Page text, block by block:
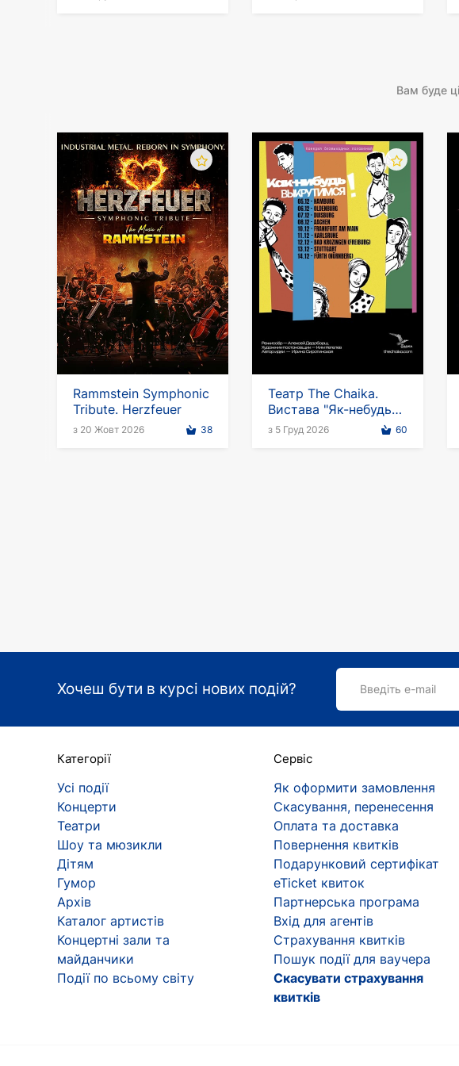
Вам буде
Rammstein Symphonic
Tribute. Herzfeuer
з 20 Жовт 2026 38
Театр The Chaika.
Вистава "Як-небудь
викрутимося" в
з 5 Груд 2026 60
Хочеш бути в курсі нових подій? Введіть e-mail
Категорії
Усі події
Концерти
Театри
Шоу та мюзикли
Дітям
Гумор
Архів
Каталог артистів
Концертні зали та
майданчики
Події по всьому світу
Сервіс
Як оформити замовлення
Скасування, перенесення
Оплата та доставка
Повернення квитків
Подарунковий сертифікат
eTicket квиток
Партнерська програма
Вхід для агентів
Страхування квитків
Пошук події для ваучера
Скасувати страхування
квитків